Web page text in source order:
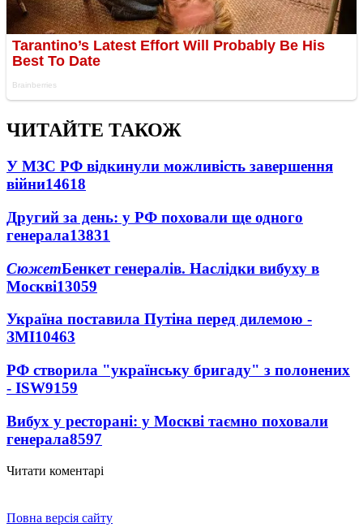
ЧИТАЙТЕ ТАКОЖ
У МЗС РФ відкинули можливість завершення
війни14618
Другий за день: у РФ поховали ще одного
генерала13831
СюжетБенкет генералів. Наслідки вибуху в
Москві13059
Україна поставила Путіна перед дилемою -
ЗМІ10463
РФ створила "українську бригаду" з полонених
- ISW9159
Вибух у ресторані: у Москві таємно поховали
генерала8597
Читати коментарі
Повна версія сайту